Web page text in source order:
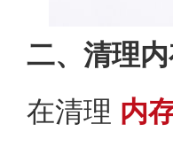
二、清理
在清理 内